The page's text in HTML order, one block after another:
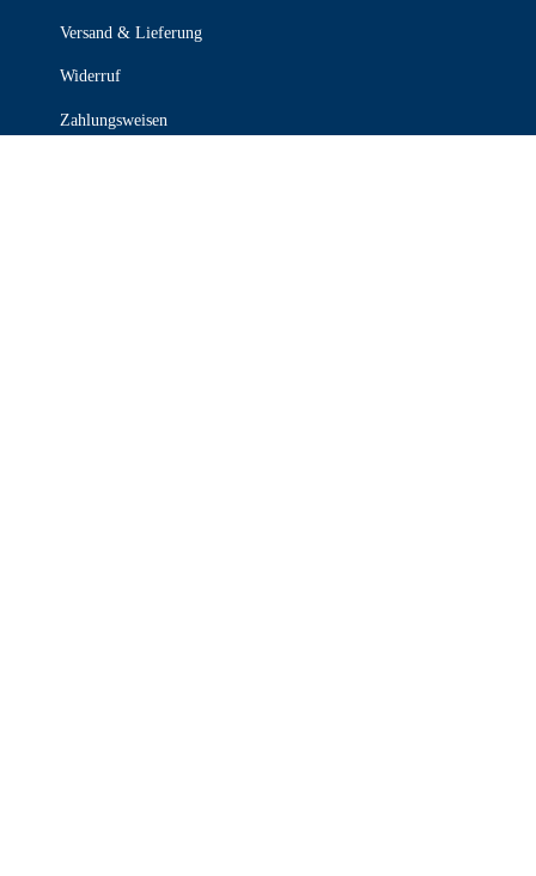
Versand & Lieferung
Widerruf
Zahlungsweisen